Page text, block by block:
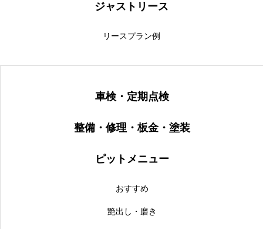
ジャストリース
リースプラン例
車検・定期点検
整備・修理・板金・塗装
ピットメニュー
おすすめ
艶出し・磨き